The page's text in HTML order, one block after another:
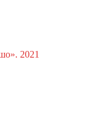
2021